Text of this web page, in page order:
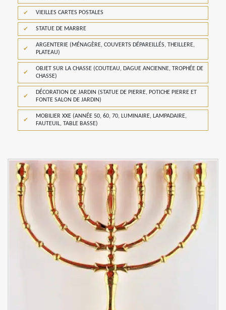
VIEILLES CARTES POSTALES
STATUE DE MARBRE
ARGENTERIE (MÉNAGÈRE, COUVERTS DÉPAREILLÉS, THEILLERE,
PLATEAU)
OBJET SUR LA CHASSE (COUTEAU, DAGUE ANCIENNE, TROPHÉE DE
CHASSE)
DÉCORATION DE JARDIN (STATUE DE PIERRE, POTICHE PIERRE ET
FONTE SALON DE JARDIN)
MOBILIER XXE (ANNÉE 50, 60, 70, LUMINAIRE, LAMPADAIRE,
FAUTEUIL, TABLE BASSE)